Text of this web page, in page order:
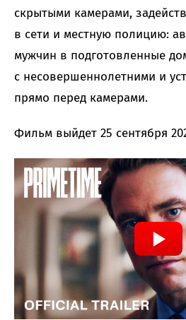
скрытыми камерами,
в сети и местную полицию:
мужчин в подготовленные
с несовершеннолетними и
прямо перед камерами.
Фильм выйдет 25 сентября